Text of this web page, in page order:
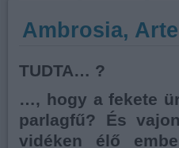
Ambrosia,
TUDTA… ?
…, hogy a fekete
parlagfű? És
vidéken élő